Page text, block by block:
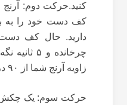
دارید. حال کف
چرخانده و ۵
زاویه آرنج شما از ۹۰ درجه بیشتر شود.
حرکت سوم: یک چکش